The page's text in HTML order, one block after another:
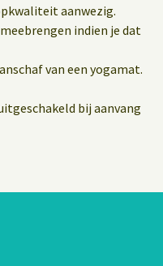
aanwezig.
indien je dat
van een yogamat.
bij aanvang